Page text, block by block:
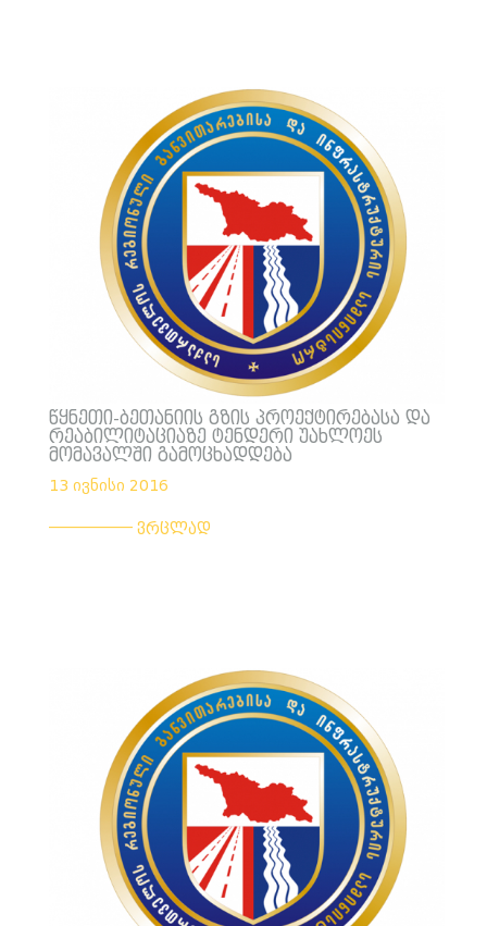
წყნეთი-ბეთანიის გზის პროექტირებასა და
რეაბილიტაციაზე ტენდერი უახლოეს
მომავალში გამოცხადდება
13 ივნისი 2016
ვრცლად